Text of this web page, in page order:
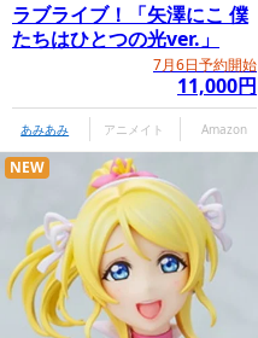
ラブライブ！「矢澤にこ 僕
たちはひとつの光ver.」
7月6日予約開始
11,000円
あみあみ アニメイト Amazon
NEW